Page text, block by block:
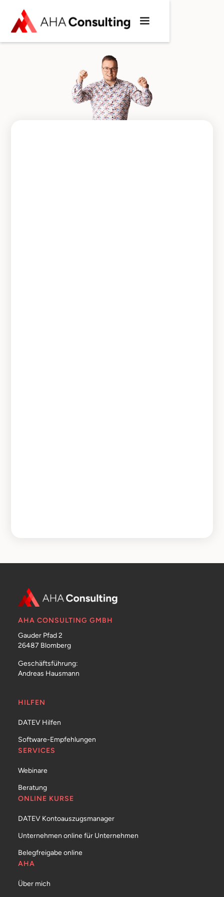
AHA CONSULTING GMBH
Gauder Pfad 2
26487 Blomberg
Geschäftsführung:
Andreas Hausmann
HILFEN
DATEV Hilfen
Software-Empfehlungen
SERVICES
Webinare
Beratung
ONLINE KURSE
DATEV Kontoauszugsmanager
Unternehmen online für Unternehmen
Belegfreigabe online
AHA
Über mich